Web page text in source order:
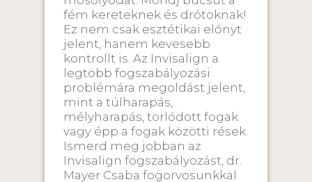
fém kereteknek és drótoknak!
Ez nem csak esztétikai előnyt
jelent, hanem kevesebb
kontrollt is. Az Invisalign a
legtöbb fogszabályozási
problémára megoldást jelent,
mint a túlharapás,
mélyharapás, torlódott fogak
vagy épp a fogak közötti rések.
Ismerd meg jobban az
Invisalign fogszabályozást, dr.
Mayer Csaba fogorvosunkkal